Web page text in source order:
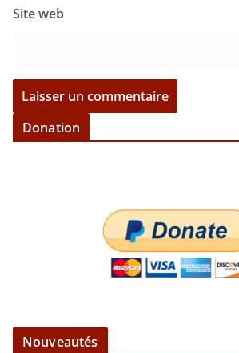
Site web
Donation
Nouveautés